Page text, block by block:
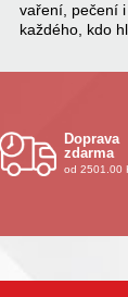
vaření, pečení
každého, kdo
Doprava
zdarma
od 2501.00